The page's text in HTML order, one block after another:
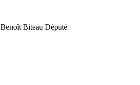
Benoît Biteau Député